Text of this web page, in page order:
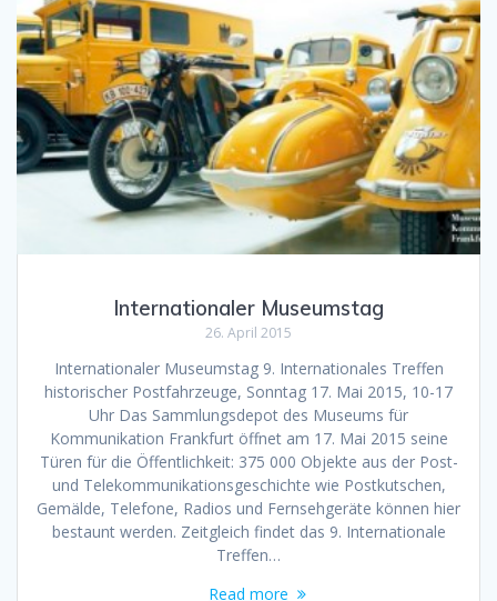
Internationaler Museumstag
26. April 2015
Internationaler Museumstag 9. Internationales Treffen
historischer Postfahrzeuge, Sonntag 17. Mai 2015, 10-17
Uhr Das Sammlungsdepot des Museums für
Kommunikation Frankfurt öffnet am 17. Mai 2015 seine
Türen für die Öffentlichkeit: 375 000 Objekte aus der Post-
und Telekommunikationsgeschichte wie Postkutschen,
Gemälde, Telefone, Radios und Fernsehgeräte können hier
bestaunt werden. Zeitgleich findet das 9. Internationale
Treffen…
Read more